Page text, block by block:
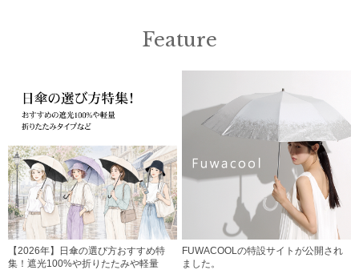
Feature
【2026年】日傘の選び方おすすめ特
集！遮光100%や折りたたみや軽量
FUWACOOLの特設サイトが公開され
ました。